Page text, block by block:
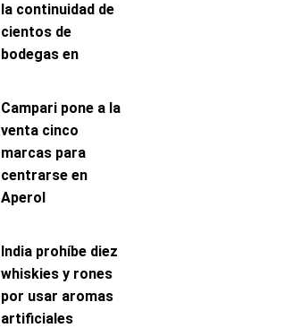
la continuidad de
cientos de
bodegas en
Campari pone a la
venta cinco
marcas para
centrarse en
Aperol
India prohíbe diez
whiskies y rones
por usar aromas
artificiales